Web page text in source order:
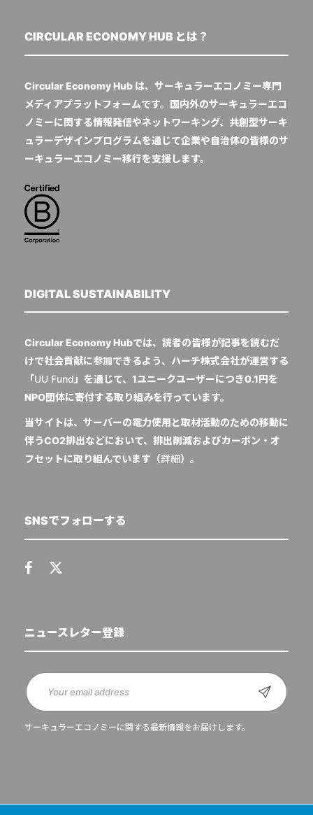
CIRCULAR ECONOMY HUB とは？
Circular Economy Hub は、サーキュラーエコノミー専門
メディアプラットフォームです。国内外のサーキュラーエコ
ノミーに関する情報発信やネットワーキング、共創型サーキ
ュラーデザインプログラムを通じて企業や自治体の皆様のサ
ーキュラーエコノミー移行を支援します。
DIGITAL SUSTAINABILITY
Circular Economy Hubでは、読者の皆様が記事を読むだ
けで社会貢献に参加できるよう、ハーチ株式会社が運営する
「UU Fund 」を通じて、1ユニークユーザーにつき0.1円を
NPO団体に寄付する取り組みを行っています。
当サイトは、サーバーの電力使用と取材活動のための移動に
伴うCO2排出などにおいて、排出削減およびカーボン・オ
フセットに取り組んでいます（詳細）。
SNSでフォローする
ニュースレター登録
サーキュラーエコノミーに関する最新情報をお届けします。